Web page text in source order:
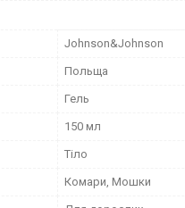
Johnson&Johnson
Польща
Гель
150 мл
Тіло
Комари, Мошки